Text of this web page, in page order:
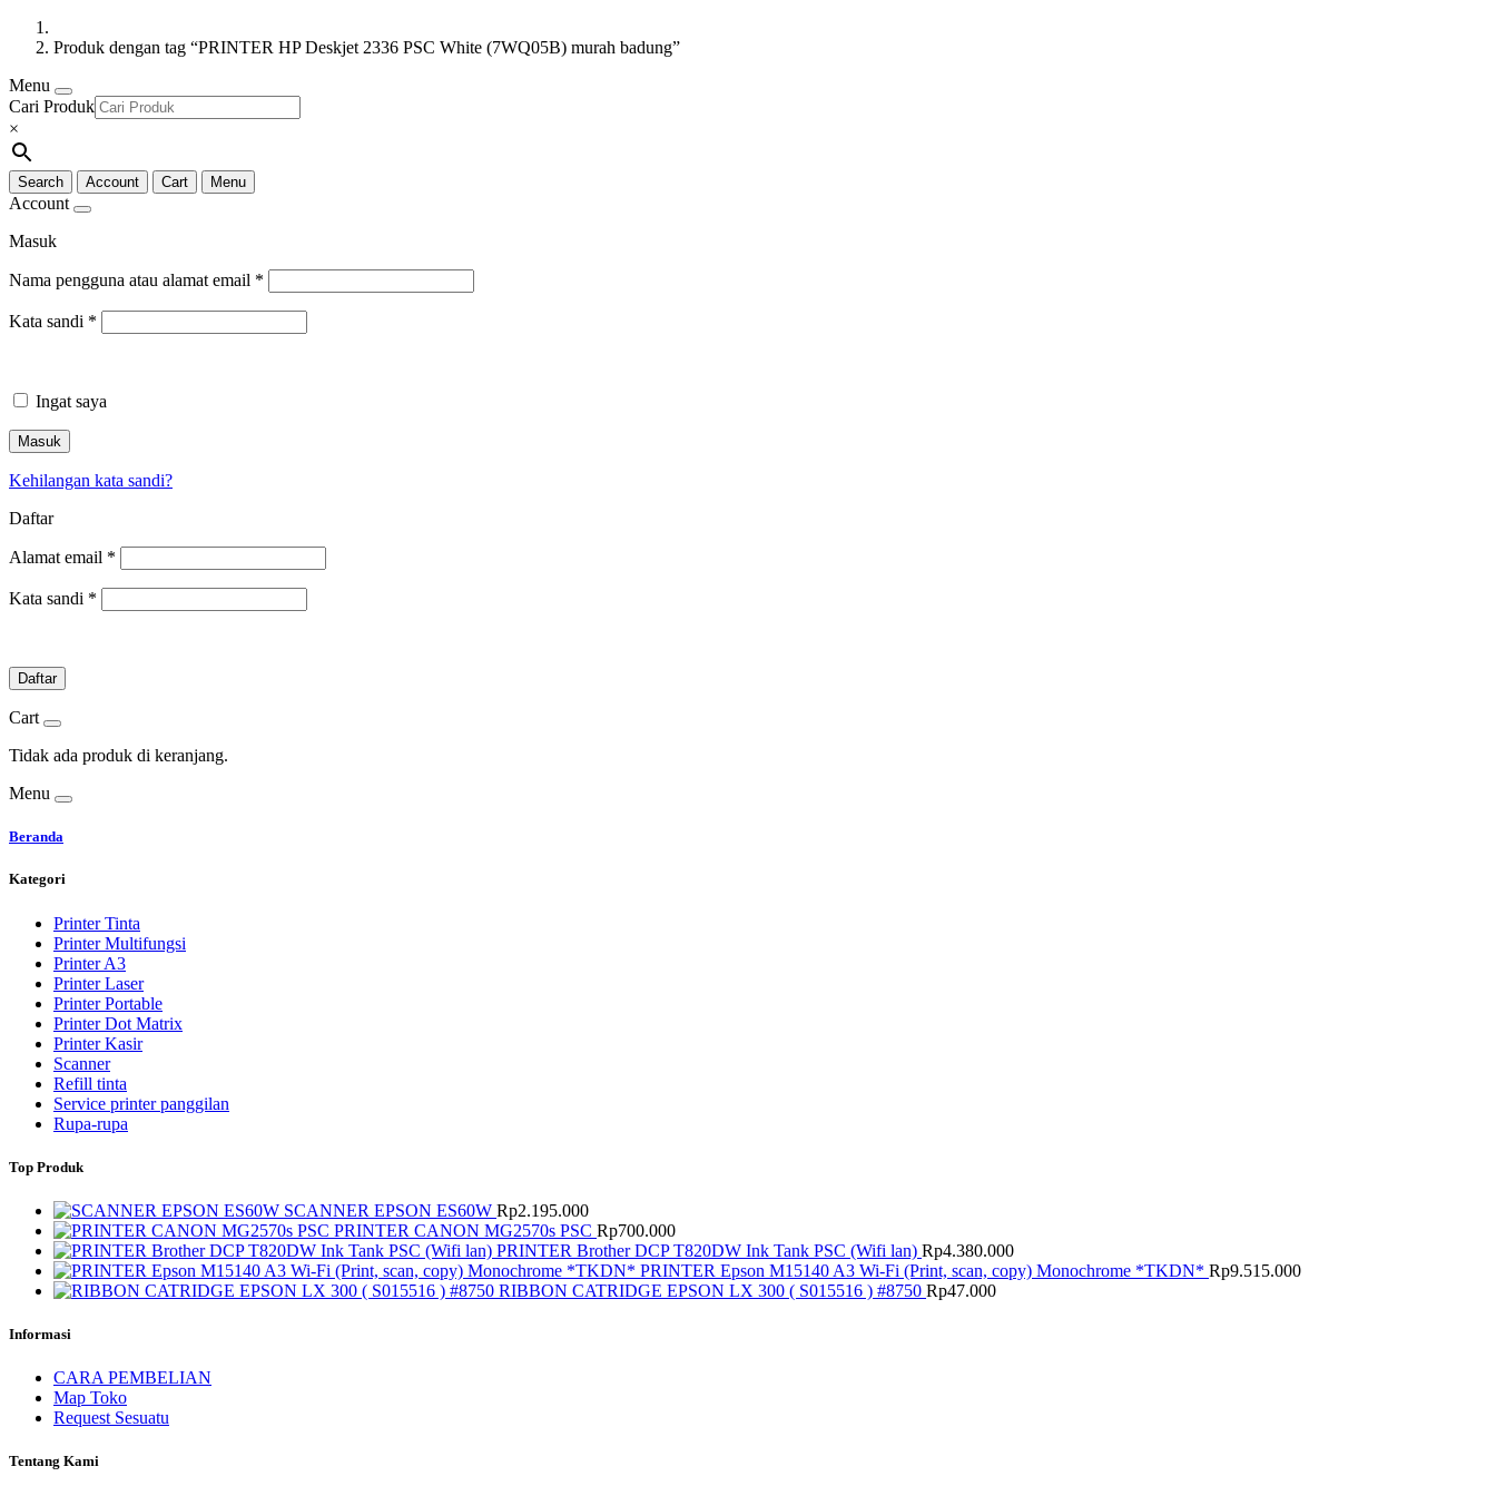
Produk dengan tag “PRINTER HP Deskjet 2336 PSC White (7WQ05B) murah badung”
Menu
Cari Produk
×
Search Account Cart Menu
Account
Masuk
Nama pengguna atau alamat email *
Kata sandi *
Ingat saya
Masuk
Kehilangan kata sandi?
Daftar
Alamat email *
Kata sandi *
Daftar
Cart
Tidak ada produk di keranjang.
Menu
Beranda
Kategori
Printer Tinta
Printer Multifungsi
Printer A3
Printer Laser
Printer Portable
Printer Dot Matrix
Printer Kasir
Scanner
Refill tinta
Service printer panggilan
Rupa-rupa
Top Produk
SCANNER EPSON ES60W Rp2.195.000
PRINTER CANON MG2570s PSC Rp700.000
PRINTER Brother DCP T820DW Ink Tank PSC (Wifi lan) Rp4.380.000
PRINTER Epson M15140 A3 Wi-Fi (Print, scan, copy) Monochrome *TKDN* Rp9.515.000
RIBBON CATRIDGE EPSON LX 300 ( S015516 ) #8750 Rp47.000
Informasi
CARA PEMBELIAN
Map Toko
Request Sesuatu
Tentang Kami